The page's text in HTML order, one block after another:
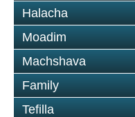
Halacha
Moadim
Machshava
Family
Tefilla